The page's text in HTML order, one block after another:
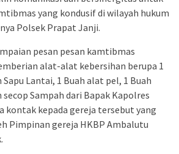
yang kondusif di wilayah hukum
Polsek Prapat Janji.
pesan pesan kamtibmas
alat-alat kebersihan berupa 1
Sapu Lantai, 1 Buah alat pel, 1 Buah
Sampah dari Bapak Kapolres
kontak kepada gereja tersebut yang
Pimpinan gereja HKBP Ambalutu